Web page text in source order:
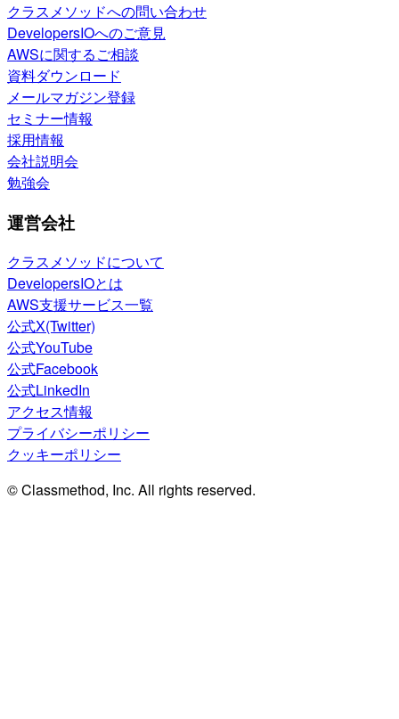
クラスメソッドへの問い合わせ
DevelopersIOへのご意見
AWSに関するご相談
資料ダウンロード
メールマガジン登録
セミナー情報
採用情報
会社説明会
勉強会
運営会社
クラスメソッドについて
DevelopersIOとは
AWS支援サービス一覧
公式X(Twitter)
公式YouTube
公式Facebook
公式LinkedIn
アクセス情報
プライバシーポリシー
クッキーポリシー
© Classmethod, Inc. All rights reserved.